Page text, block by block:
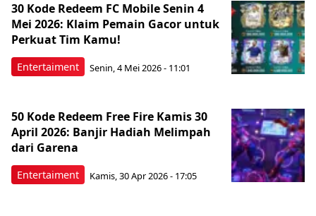
Entertaiment
30 Kode Redeem FC Mobile Senin 4
Mei 2026: Klaim Pemain Gacor untuk
Perkuat Tim Kamu!
Senin, 4 Mei 2026 - 11:01
Entertaiment
50 Kode Redeem Free Fire Kamis 30
April 2026: Banjir Hadiah Melimpah
dari Garena
Kamis, 30 Apr 2026 - 17:05